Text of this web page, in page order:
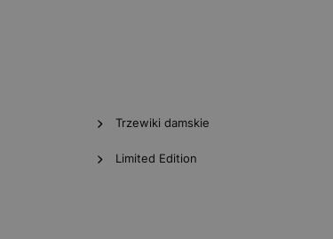
Trzewiki damskie
Limited Edition